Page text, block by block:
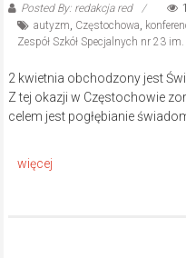
Posted By: redakcja red
autyzm Częstochowa
Zespół Szkół Specjalnych nr 23
2 kwietnia obchodzony jest
Z tej okazji w Częstochowie
celem jest pogłębianie